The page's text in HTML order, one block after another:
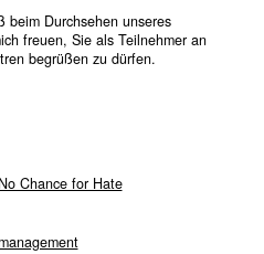
beim Durchsehen unseres
freuen, Sie als Teilnehmer an
begrüßen zu dürfen.
Chance for Hate